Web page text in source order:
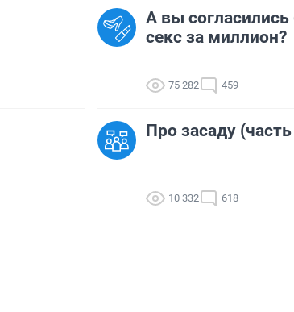
А вы
секс за миллион?
75 282 459
Про засаду
10 332 618